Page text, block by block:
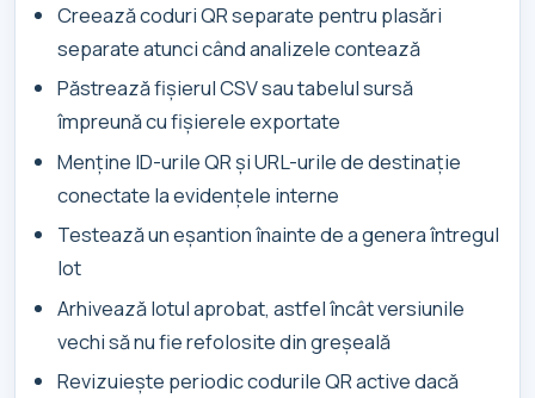
Creează coduri QR separate pentru plasări
separate atunci când analizele contează
Păstrează fișierul CSV sau tabelul sursă
împreună cu fișierele exportate
Menține ID-urile QR și URL-urile de destinație
conectate la evidențele interne
Testează un eșantion înainte de a genera întregul
lot
Arhivează lotul aprobat, astfel încât versiunile
vechi să nu fie refolosite din greșeală
Revizuiește periodic codurile QR active dacă